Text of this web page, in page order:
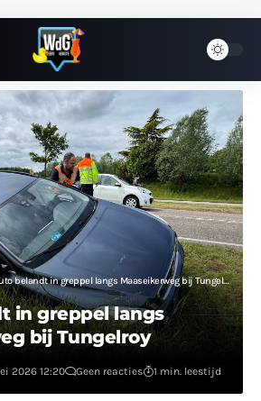
belandt in greppel langs Maaseikerweg bij Tungelroy
in greppel langs
bij Tungelroy
2026 12:20 Geen reacties 1 min. leestijd